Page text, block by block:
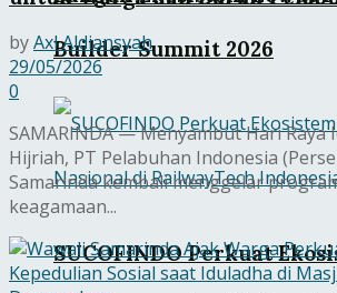
Builder Summit 2026
SUCOFINDO Perkuat
byAxl Aldiansyah
29/05/2026
0
SAMARINDA — Menyambut Hari Raya
Hijriah, PT Pelabuhan Indonesia
Samarinda kembali menggelar
keagamaan...